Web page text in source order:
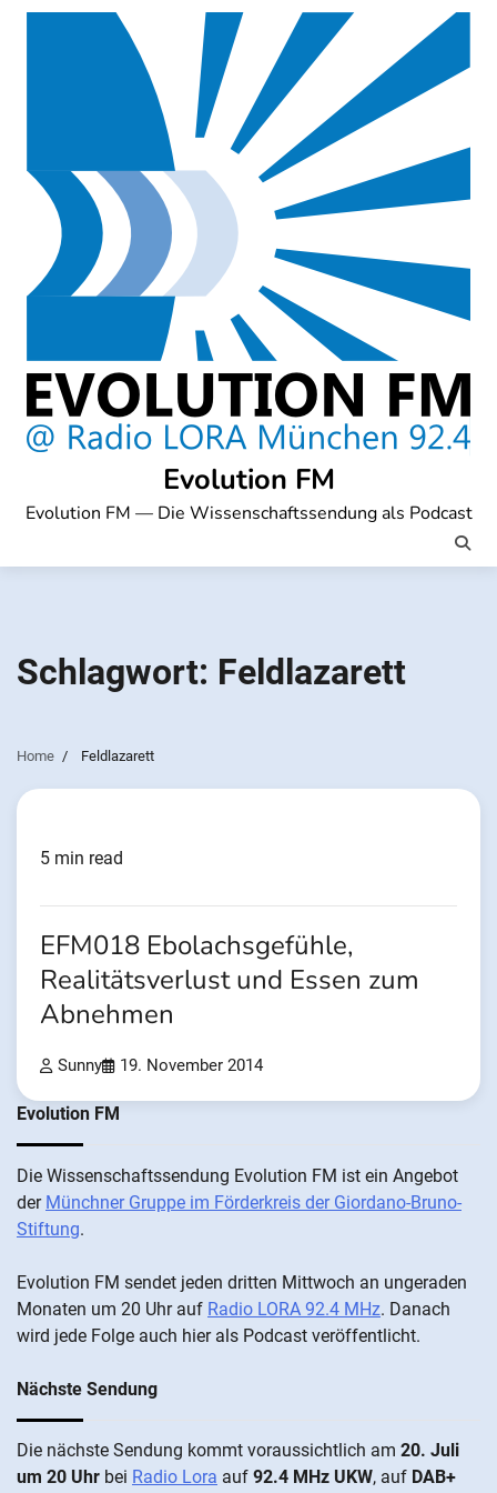
Skip
Evolution FM
Evolution FM — Die Wissenschaftssendung als Podcast
Schlagwort: Feldlazarett
Home Feldlazarett
5 min read
EFM018 Ebolachsgefühle,
Realitätsverlust und Essen zum
Abnehmen
Sunny 19. November 2014
Evolution FM
Die Wis­sen­schafts­send­ung Evolution FM ist ein An­ge­bot
der Münch­ner Grup­pe im För­der­kreis der Gi­ordano-Bruno-
Stiftung.
Evolution FM sen­det je­den drit­ten Mitt­woch an un­ge­ra­den
Mo­nat­en um 20 Uhr auf Radio LORA 92.4 MHz. Da­nach
wird je­de Fol­ge auch hier als Pod­cast ver­öffentlicht.
Nächste Sendung
Die näch­ste Sen­dung kommt vor­aus­sicht­lich am 20. Juli
um 20 Uhr bei Radio Lora auf 92.4 MHz UKW, auf DAB+